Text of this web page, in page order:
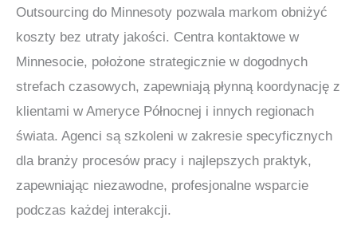
Outsourcing do Minnesoty pozwala markom obniżyć
koszty bez utraty jakości. Centra kontaktowe w
Minnesocie, położone strategicznie w dogodnych
strefach czasowych, zapewniają płynną koordynację z
klientami w Ameryce Północnej i innych regionach
świata. Agenci są szkoleni w zakresie specyficznych
dla branży procesów pracy i najlepszych praktyk,
zapewniając niezawodne, profesjonalne wsparcie
podczas każdej interakcji.